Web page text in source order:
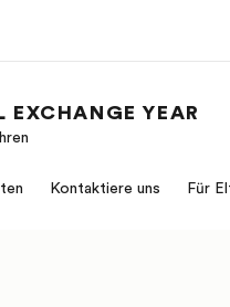
Alle
EXCHANGE YEAR
Kontaktiere uns Für